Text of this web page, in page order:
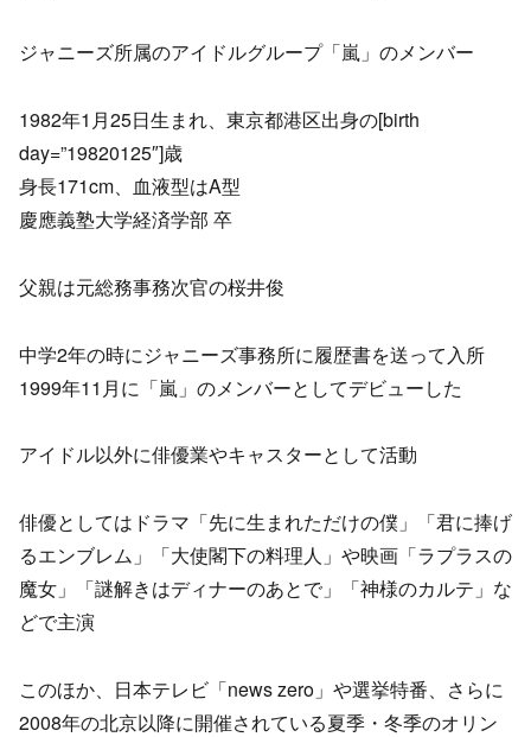
ジャニーズ所属のアイドルグループ「嵐」のメンバー
1982年1月25日生まれ、東京都港区出身の[birth
day=”19820125″]歳
身長171cm、血液型はA型
慶應義塾大学経済学部 卒
父親は元総務事務次官の桜井俊
中学2年の時にジャニーズ事務所に履歴書を送って入所
1999年11月に「嵐」のメンバーとしてデビューした
アイドル以外に俳優業やキャスターとして活動
俳優としてはドラマ「先に生まれただけの僕」「君に捧げ
るエンブレム」「大使閣下の料理人」や映画「ラプラスの
魔女」「謎解きはディナーのあとで」「神様のカルテ」な
どで主演
このほか、日本テレビ「news zero」や選挙特番、さらに
2008年の北京以降に開催されている夏季・冬季のオリン